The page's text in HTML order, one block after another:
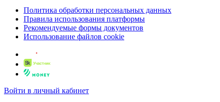
Политика обработки персональных данных
Правила использования платформы
Рекомендуемые формы документов
Использование файлов cookie
Войти в личный кабинет